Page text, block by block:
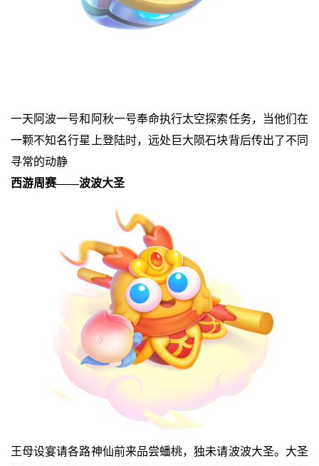
一天阿波一号和阿秋一号奉命执行太空探索任务，当他们在
一颗不知名行星上登陆时，远处巨大陨石块背后传出了不同
寻常的动静
西游周赛——波波大圣
王母设宴请各路神仙前来品尝蟠桃，独未请波波大圣。大圣